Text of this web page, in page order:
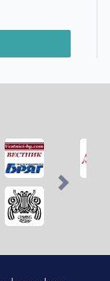
Next